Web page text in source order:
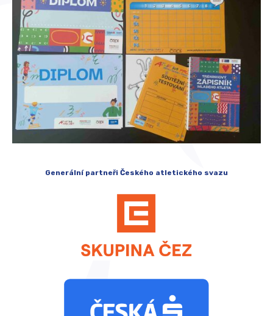
Generální partneři Českého atletického svazu